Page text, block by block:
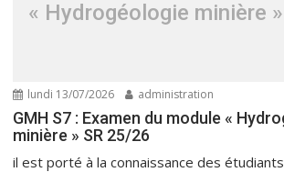
« Hydrogéologie minière
lundi 13/07/2026 administration
GMH S7 : Examen du module «
minière » SR 25/26
il est porté à la connaissance des